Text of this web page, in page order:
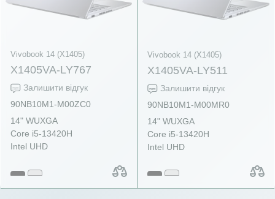
Vivobook 14 (X1405)
X1405VA-LY767
Залишити відгук
90NB10M1-M00ZC0
14" WUXGA
Core i5-13420H
Intel UHD
Vivobook 14 (X1405)
X1405VA-LY511
Залишити відгук
90NB10M1-M00MR0
14" WUXGA
Core i5-13420H
Intel UHD